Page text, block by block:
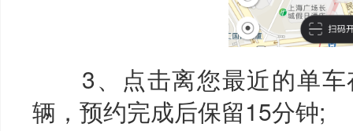
3、点击离您最近的单车
辆，预约完成后保留15分钟;